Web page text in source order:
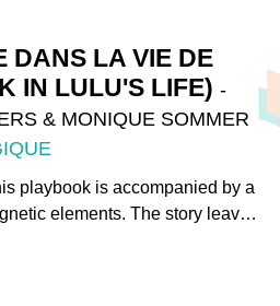
DANS LA VIE DE
IN LULU'S LIFE) -
& MONIQUE SOMMER
playbook is accompanied by a
elements. The story leav…